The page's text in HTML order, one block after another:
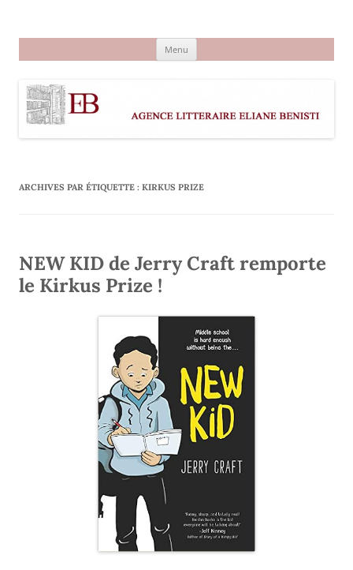
Menu
ARCHIVES PAR ÉTIQUETTE : KIRKUS PRIZE
NEW KID de Jerry Craft remporte
le Kirkus Prize !